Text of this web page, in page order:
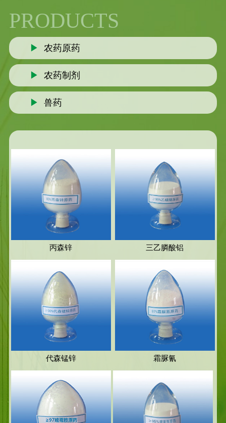
PRODUCTS
▶农药原药
▶农药制剂
▶兽药
丙森锌 三乙膦酸铝
代森锰锌 霜脲氰